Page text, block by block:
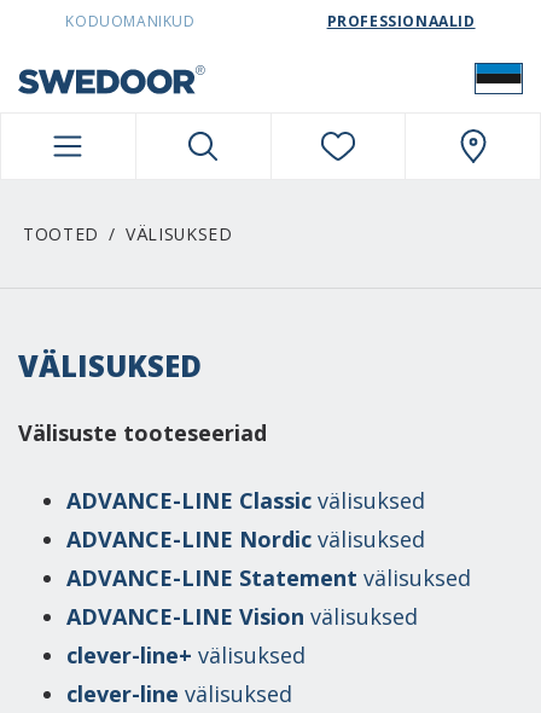
SWEDOORESTONIA NAVIGATION
KODUOMANIKUD PROFESSIONAALID
TOOTED VÄLISUKSED
VÄLISUKSED
Välisuste tooteseeriad
ADVANCE-LINE Classic välisuksed
ADVANCE-LINE Nordic välisuksed
ADVANCE-LINE Statement välisuksed
ADVANCE-LINE Vision välisuksed
clever-line+ välisuksed
clever-line välisuksed